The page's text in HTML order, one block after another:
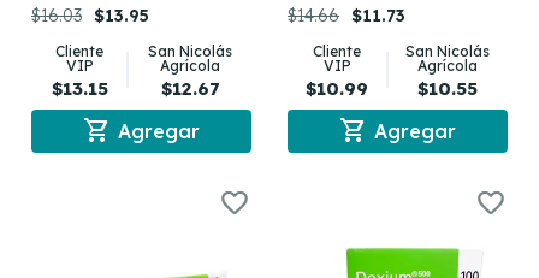
$16.03 $13.95
Cliente
VIP
$13.15
San Nicolás
Agrícola
$12.67
shopping_cart Agregar
$14.66 $11.73
Cliente
VIP
$10.99
San Nicolás
Agrícola
$10.55
shopping_cart Agregar